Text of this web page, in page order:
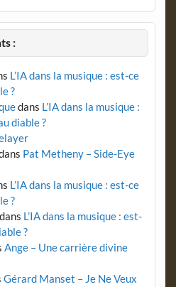
:
L’IA dans la musique : est-ce
?
dans L’IA dans la musique :
diable ?
Pat Metheny – Side-Eye
L’IA dans la musique : est-ce
?
dans L’IA dans la musique : est-
?
Ange – Une carrière divine
Gérard Manset – Je Ne Veux